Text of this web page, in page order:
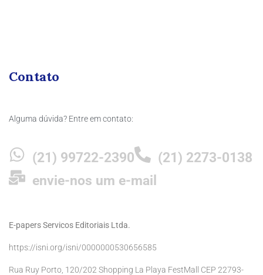
Contato
Alguma dúvida? Entre em contato:
(21) 99722-2390
(21) 2273-0138
envie-nos um e-mail
E-papers Servicos Editoriais Ltda.
https://isni.org/isni/0000000530656585
Rua Ruy Porto, 120/202 Shopping La Playa FestMall CEP 22793-